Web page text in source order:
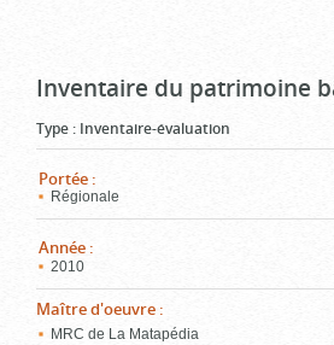
Inventaire du patrimoine
Type : Inventaire-évaluation
Portée :
Régionale
Année :
2010
Maître d'oeuvre :
MRC de La Matapédia